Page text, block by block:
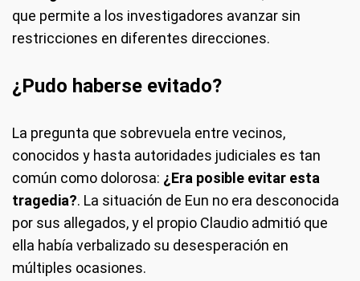
que permite a los investigadores avanzar sin
restricciones en diferentes direcciones.
¿Pudo haberse evitado?
La pregunta que sobrevuela entre vecinos,
conocidos y hasta autoridades judiciales es tan
común como dolorosa: ¿Era posible evitar esta
tragedia?. La situación de Eun no era desconocida
por sus allegados, y el propio Claudio admitió que
ella había verbalizado su desesperación en
múltiples ocasiones.